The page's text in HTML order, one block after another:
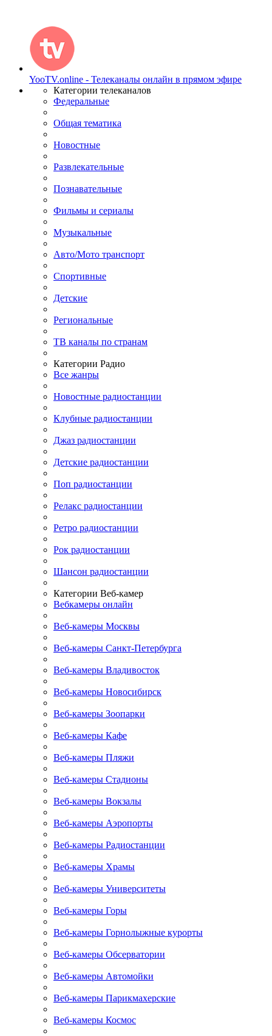
YooTV.online - Телеканалы онлайн в прямом эфире
Категории телеканалов
Федеральные
Общая тематика
Новостные
Развлекательные
Познавательные
Фильмы и сериалы
Музыкальные
Авто/Мото транспорт
Спортивные
Детские
Региональные
ТВ каналы по странам
Категории Радио
Все жанры
Новостные радиостанции
Клубные радиостанции
Джаз радиостанции
Детские радиостанции
Поп радиостанции
Релакс радиостанции
Ретро радиостанции
Рок радиостанции
Шансон радиостанции
Категории Веб-камер
Вебкамеры онлайн
Веб-камеры Москвы
Веб-камеры Санкт-Петербурга
Веб-камеры Владивосток
Веб-камеры Новосибирск
Веб-камеры Зоопарки
Веб-камеры Кафе
Веб-камеры Пляжи
Веб-камеры Стадионы
Веб-камеры Вокзалы
Веб-камеры Аэропорты
Веб-камеры Радиостанции
Веб-камеры Храмы
Веб-камеры Университеты
Веб-камеры Горы
Веб-камеры Горнолыжные курорты
Веб-камеры Обсерватории
Веб-камеры Автомойки
Веб-камеры Парикмахерские
Веб-камеры Космос